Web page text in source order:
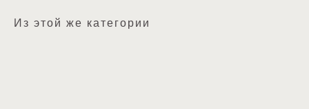
Из этой же категории